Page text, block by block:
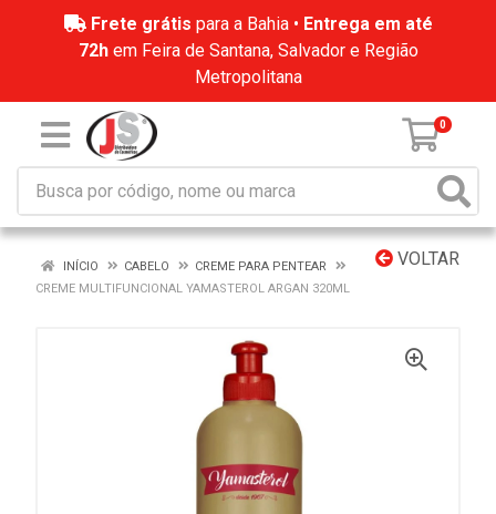
Frete grátis para a Bahia • Entrega em até
72hem Feira de Santana, Salvador e Região
Metropolitana
0
VOLTAR
INÍCIO CABELO
CREME PARA PENTEAR
CREME MULTIFUNCIONAL YAMASTEROL ARGAN 320ML